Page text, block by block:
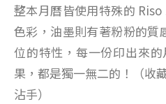
整本月曆皆使用特殊的
色彩，油墨則有著粉粉的質
位的特性，每一份印出來
果，都是獨一無二的！（收
沾手）